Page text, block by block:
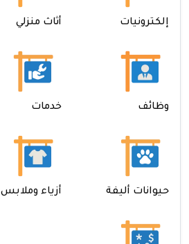
إلكترونيات أثاث منزلي
وظائف خدمات
حيوانات أليفة أزياء وملابس